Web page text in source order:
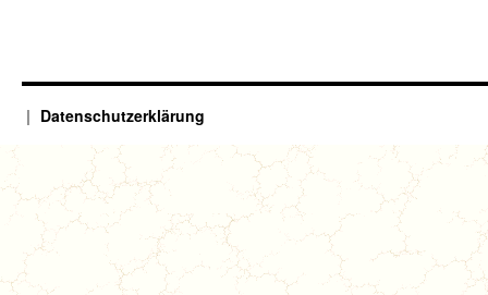
Datenschutzerklärung